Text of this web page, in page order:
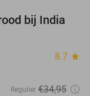
40%
bij India
8.7 star
Regulier €34,95